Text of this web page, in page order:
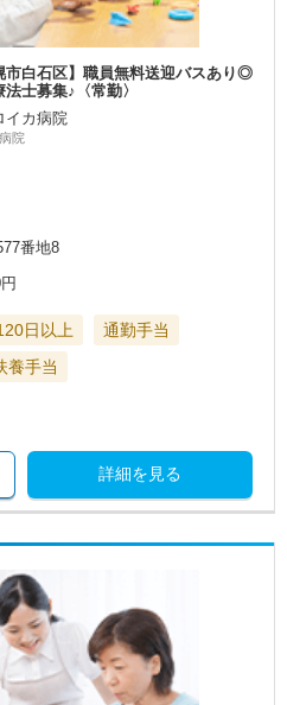
市白石区】職員無料送迎バスあり◎
士募集♪〈常勤〉
カ病院
院
番地8
日以上
通勤手当
養手当
詳細を見る